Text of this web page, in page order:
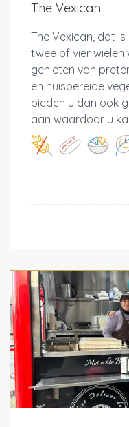
The Vexican
The Vexican, dat
twee of vier
genieten van
en huisbereide
bieden u dan ook
aan waardoor u